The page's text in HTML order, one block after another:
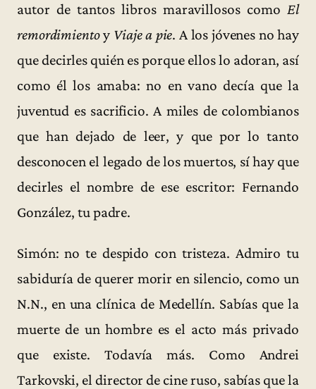
autor de tantos libros maravillosos comoEl
remordimientoy Viaje a pie. A los jóvenes no hay
que decirles quién es porque ellos lo adoran, así
como él los amaba: no en vano decía que la
juventud es sacrificio. A miles de colombianos
que han dejado de leer, y que por lo tanto
desconocen el legado de los muertos, sí hay que
decirles el nombre de ese escritor: Fernando
González, tu padre.
Simón: no te despido con tristeza. Admiro tu
sabiduría de querer morir en silencio, como un
N.N., en una clínica de Medellín. Sabías que la
muerte de un hombre es el acto más privado
que existe. Todavía más. Como Andrei
Tarkovski, el director de cine ruso, sabías que la